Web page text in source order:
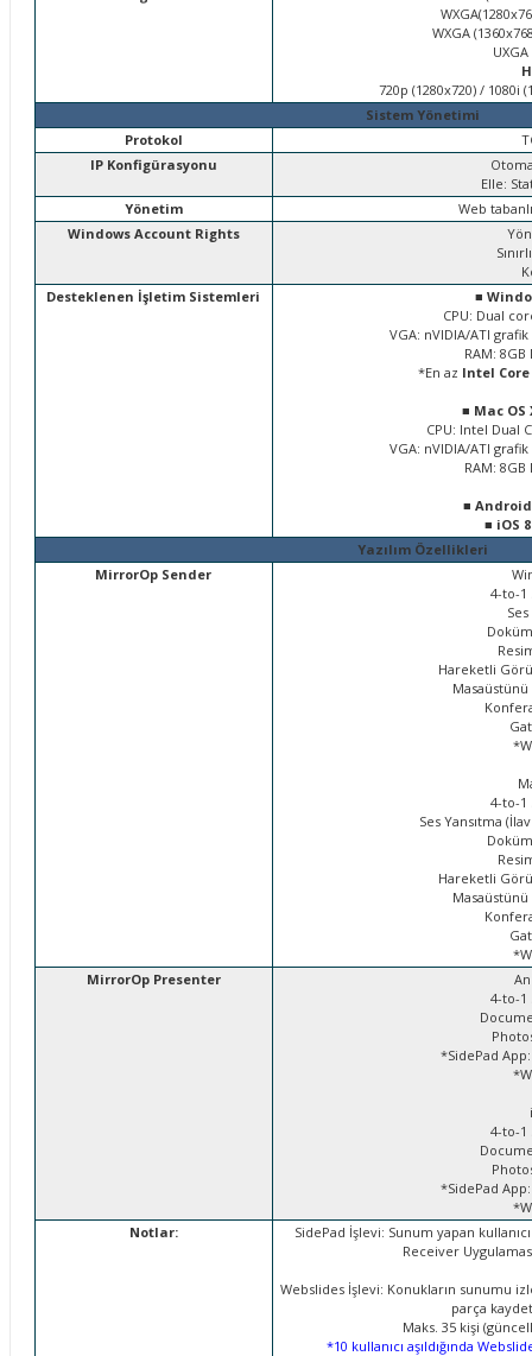
WXGA
UXGA
720p (1280x720) / 1080i
Sistem Yönetimi
Protokol
IP Konfigürasyonu
Elle:
Yönetim
Web
Windows Account Rights
Desteklenen İşletim Sistemleri
■
CPU: Dual
VGA: nVIDIA/ATI grafik
RAM: 8GB
*En az Intel Core
■ Mac OS
CPU: Intel Dual
VGA: nVIDIA/ATI grafik
RAM: 8GB
■
■ iOS
Yazılım Özellikleri
MirrorOp Sender
4-to-1
Ses
Hareketli
Masaüstünü
4-to-1
Ses Yansıtma
Hareketli
Masaüstünü
MirrorOp Presenter
4-to-1
*SidePad
4-to-1
*SidePad
Notlar:
SidePad İşlevi: Sunum yapan
Receiver
Webslides İşlevi: Konukların sunumu
parça
Maks. 35 kişi
*10 kullanıcı aşıldığında